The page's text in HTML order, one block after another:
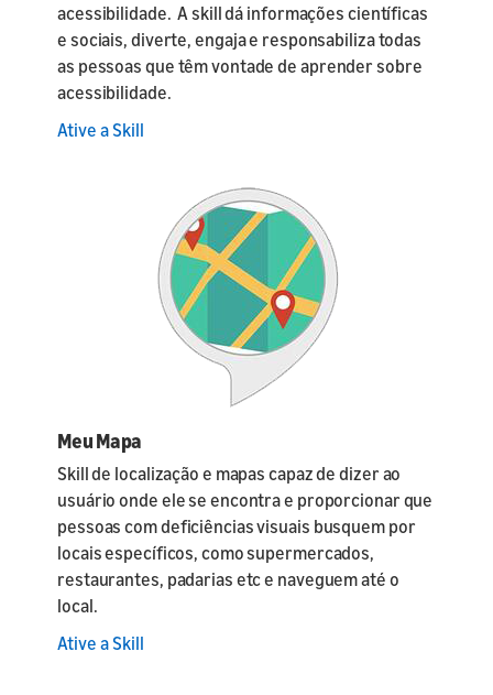
acessibilidade. A skill dá informações científicas
e sociais, diverte, engaja e responsabiliza todas
as pessoas que têm vontade de aprender sobre
acessibilidade.
Ative a Skill
Meu Mapa
Skill de localização e mapas capaz de dizer ao
usuário onde ele se encontra e proporcionar que
pessoas com deficiências visuais busquem por
locais específicos, como supermercados,
restaurantes, padarias etc e naveguem até o
local.
Ative a Skill